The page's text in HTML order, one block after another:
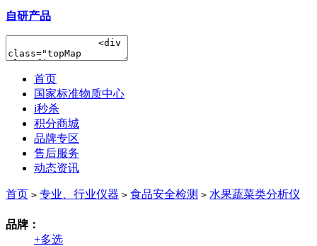
自研产品
首页
国家标准物质中心
i秒杀
积分商城
品牌专区
售后服务
动态资讯
首页 > 专业、行业仪器 > 食品安全检测 > 水果蔬菜类分析仪
品牌：
+多选